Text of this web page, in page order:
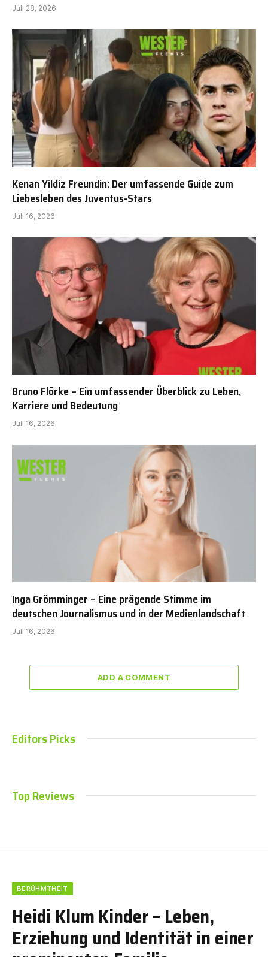
Juli 28, 2026
Kenan Yildiz Freundin: Der umfassende Guide zum
Liebesleben des Juventus-Stars
Juli 16, 2026
Bruno Flörke – Ein umfassender Überblick zu Leben,
Karriere und Bedeutung
Juli 16, 2026
Inga Grömminger – Eine prägende Stimme im
deutschen Journalismus und in der Medienlandschaft
Juli 16, 2026
ADD A COMMENT
Editors Picks
Top Reviews
BERÜHMTHEIT
Heidi Klum Kinder – Leben,
Erziehung und Identität in einer